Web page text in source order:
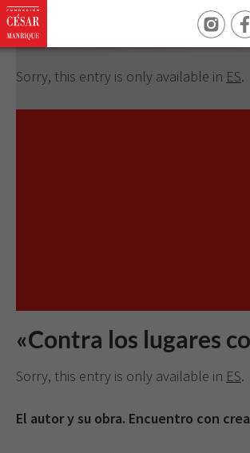
Sorry, this entry is only available in ES.
Revisar tus ajustes
«Contra los lugares
Sorry, this entry is only available in ES.
El autor y su obra. Encuentro con